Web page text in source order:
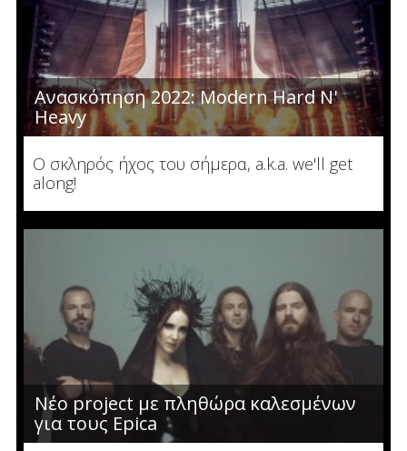
Ανασκόπηση 2022: Modern Hard N'
Heavy
Ο σκληρός ήχος του σήμερα, a.k.a. we'll get
along!
Νέο project με πληθώρα καλεσμένων
για τους Epica